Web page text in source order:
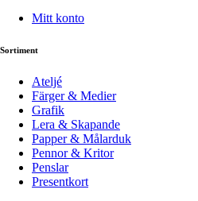
Mitt konto
Sortiment
Ateljé
Färger & Medier
Grafik
Lera & Skapande
Papper & Målarduk
Pennor & Kritor
Penslar
Presentkort